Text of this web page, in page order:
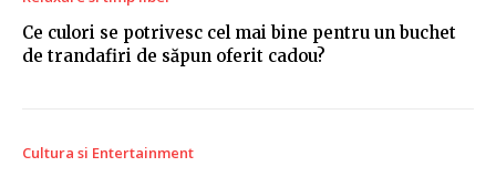
Ce culori se potrivesc cel mai bine pentru un buchet
de trandafiri de săpun oferit cadou?
Cultura si Entertainment